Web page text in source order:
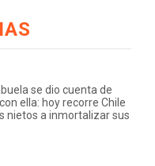
se dio cuenta de
ella: hoy recorre Chile
nietos a inmortalizar sus